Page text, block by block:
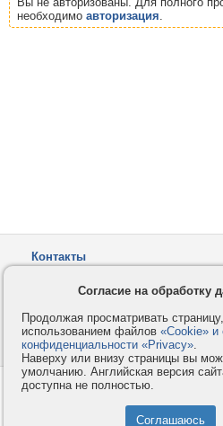
необходимо авторизация.
Контакты
Как оплатить
© 2008-2026VMESTE.EU
Согласие на обработку
Продолжая просматривать
использованием файлов «Cookie» и
конфиденциальности «Privacy».
Наверху или внизу страницы вы
умолчанию. Английская версия
доступна не полностью.